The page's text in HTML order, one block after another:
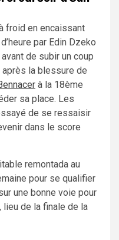
froid en encaissant
par Edin Dzeko
avant de subir un coup
la blessure de
à la 18ème
sa place. Les
de se ressaisir
dans le score
remontada au
pour se qualifier
une bonne voie pour
de la finale de la